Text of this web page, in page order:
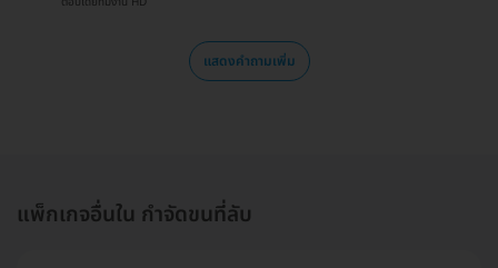
แสดงคำถามเพิ่ม
แพ็กเกจอื่นใน กำจัดขนที่ลับ